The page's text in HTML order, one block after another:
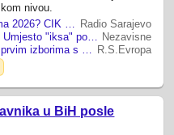
nivou.
Kako ćemo glasati na Općim izborima 2026? CIK objavio izgled prvih glasačkih listića Radio Sarajevo
CIK objavio izgled glasačkog listića: Umjesto "iksa" popunjavati kružić (FOTO) Nezavisne
Objavljen izgled glasačkih listića na prvim izborima s novim tehnologijama u BiH R.S.Evropa
u BiH posle